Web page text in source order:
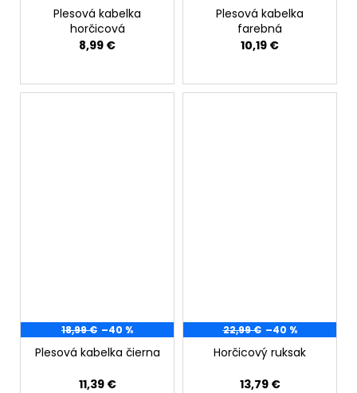
Plesová kabelka
horčicová
8,99 €
Plesová kabelka
farebná
10,19 €
18,99 € –40 %
Plesová kabelka čierna
11,39 €
22,99 € –40 %
Horčicový ruksak
13,79 €